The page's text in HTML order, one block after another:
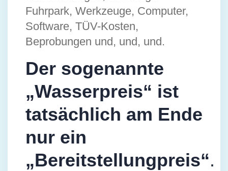
Fuhrpark, Werkzeuge, Computer,
Software, TÜV-Kosten,
Beprobungen und, und, und.
Der sogenannte
„Wasserpreis“ ist
tatsächlich am Ende
nur ein
„Bereitstellungpreis“.